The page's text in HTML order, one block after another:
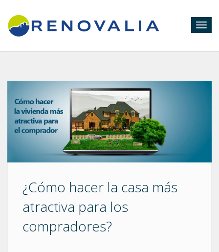
¿Cómo hacer la casa más
atractiva para los
compradores?